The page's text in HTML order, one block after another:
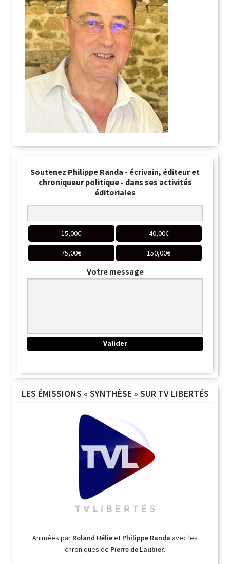
Soutenez Philippe Randa - écrivain, éditeur et
chroniqueur politique - dans ses activités
éditoriales
15,00€ 40,00€
75,00€ 150,00€
Votre message
LES ÉMISSIONS « SYNTHÈSE » SUR TV LIBERTÉS
Animées par Roland Hélieet Philippe Randa avec les
chroniques de Pierre de Laubier.